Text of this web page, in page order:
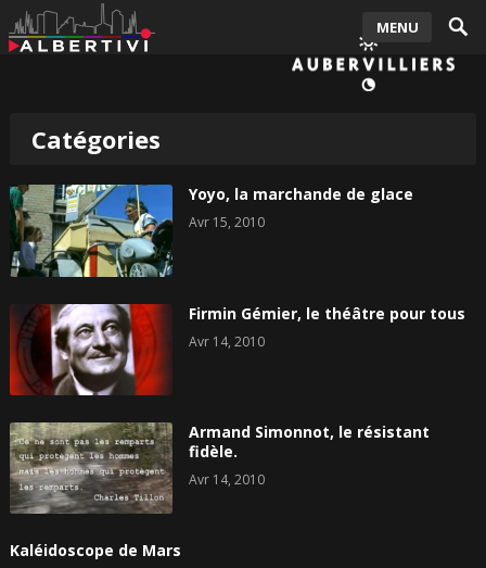
MENU
Catégories
Yoyo, la marchande de glace
Avr 15, 2010
Firmin Gémier, le théâtre pour tous
Avr 14, 2010
Armand Simonnot, le résistant
fidèle.
Avr 14, 2010
Kaléidoscope de Mars